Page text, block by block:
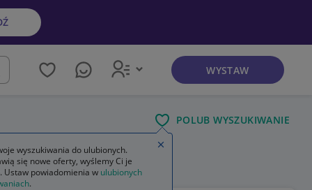
WYSTAW
POLUB WYSZUKIWANIE
wyszukiwania do ulubionych.
się nowe oferty, wyślemy Ci je
Ustaw powiadomienia w ulubionych
.
Zamknij wskazówkę